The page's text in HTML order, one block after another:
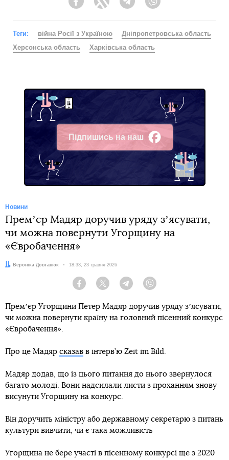
FacebookTwitter Telegram
Теги: війна Росії з Україною
Дніпропетровська область
Херсонська область
Харківська область
Підпишись на наш
Facebook
Новини
Премʼєр Мадяр доручив уряду зʼясувати,
чи можна повернути Угорщину на
«Євробачення»
Автор:Вероніка Довганюк Дата:
18:33, 23 травня 2026
Facebook Twitter Telegram
Премʼєр Угорщини Петер Мадяр доручив уряду зʼясувати,
чи можна повернути країну на головний пісенний конкурс
«Євробачення».
Про це Мадяр сказав в інтерв’ю Zeit im Bild.
Мадяр додав, що із цього питання до нього звернулося
багато молоді. Вони надсилали листи з проханням знову
висунути Угорщину на конкурс.
Він доручить міністру або державному секретарю з питань
культури вивчити, чи є така можливість
Угорщина не бере участі в пісенному конкурсі ще з 2020